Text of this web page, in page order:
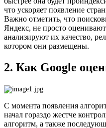
что ускоряет появление
Важно отметить, что
Яндекс, не просто
анализируют их качество,
котором они размещены.
2. Как Google
С момента появления
начал гораздо жестче
алгоритм, а также